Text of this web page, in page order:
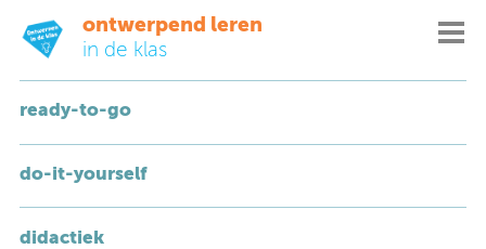
ontwerpend leren
in de klas
ready-to-go
do-it-yourself
didactiek
inspiratiekaarten
onderbouw